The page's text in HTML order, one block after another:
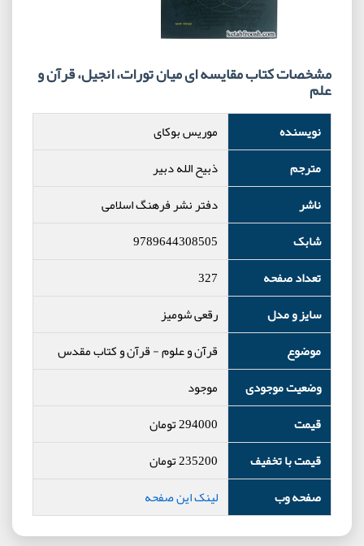
مشخصات کتاب مقایسه ای میان تورات، انجیل، قرآن و
علم
نویسنده
موریس بوکای
مترجم
ذبیح الله دبیر
ناشر
دفتر نشر فرهنگ اسلامی
شابک
9789644308505
تعداد صفحه
327
سایز و مدل
رقعی شومیز
موضوع
قرآن و علوم-قرآن و کتاب مقدس
وضعیت موجودی
موجود
قیمت
294000تومان
قیمت با تخفیف
235200تومان
صفحه وب
لینک این صفحه